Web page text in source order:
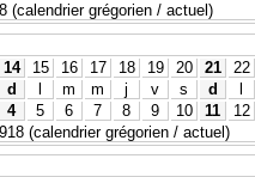
(calendrier grégorien / actuel)
14 15 16 17 18 19 20 21 22
d l m m j v s d l
4 5 6 7 8 9 10 11 12
(calendrier grégorien / actuel)